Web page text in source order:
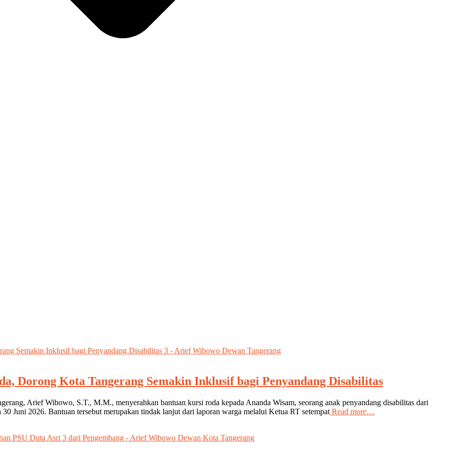
Dorong Kota Tangerang Semakin Inklusif bagi Penyandang Disabilitas
Arief Wibowo, S.T., M.M., menyerahkan bantuan kursi roda kepada Ananda Wisam, seorang anak penyandang disabilitas dari
Juni 2026. Bantuan tersebut merupakan tindak lanjut dari laporan warga melalui Ketua RT setempat Read more…